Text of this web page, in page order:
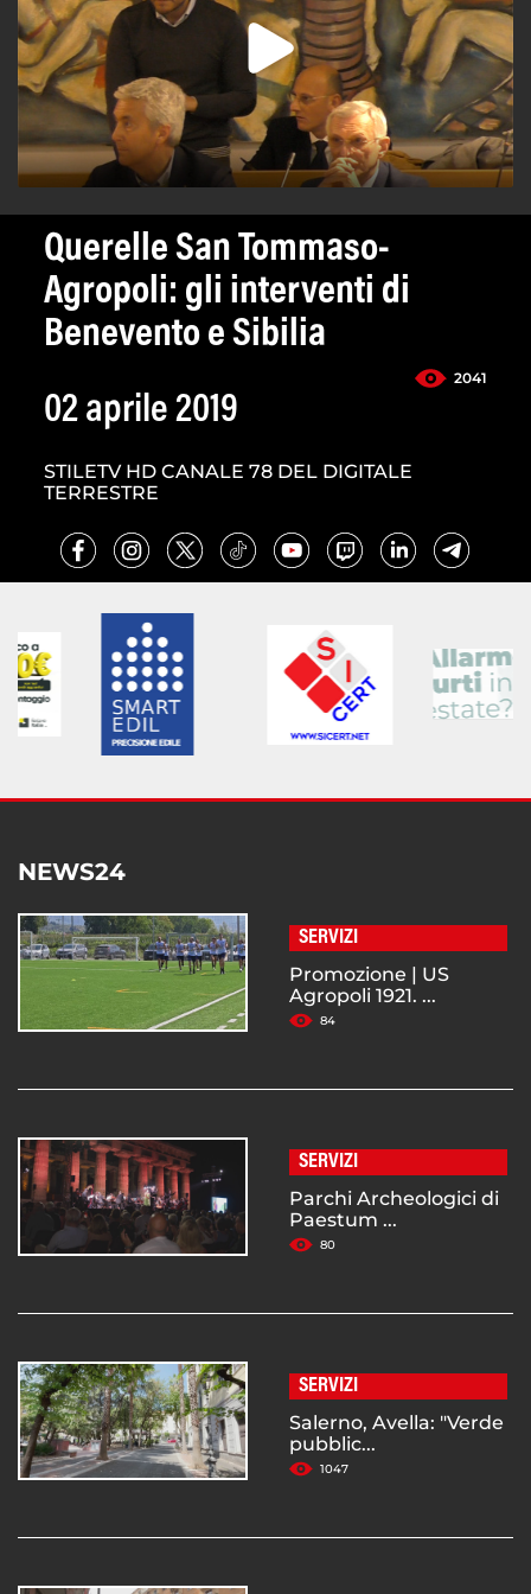
Querelle San Tommaso-
Agropoli: gli interventi di
Benevento e Sibilia
2041
02 aprile 2019
STILETV HD CANALE 78 DEL DIGITALE
TERRESTRE
NEWS24
SERVIZI
Promozione | US
Agropoli 1921. ...
84
SERVIZI
Parchi Archeologici di
Paestum ...
80
SERVIZI
Salerno, Avella: "Verde
pubblic...
1047